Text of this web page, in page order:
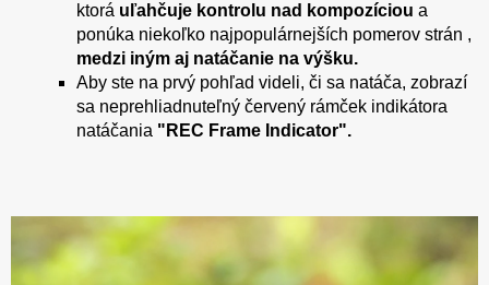
ktorá uľahčuje kontrolu nad kompozíciou a
ponúka niekoľko najpopulárnejších pomerov strán ,
medzi iným aj natáčanie na výšku.
Aby ste na prvý pohľad videli, či sa natáča, zobrazí
sa neprehliadnuteľný červený rámček indikátora
natáčania "REC Frame Indicator".